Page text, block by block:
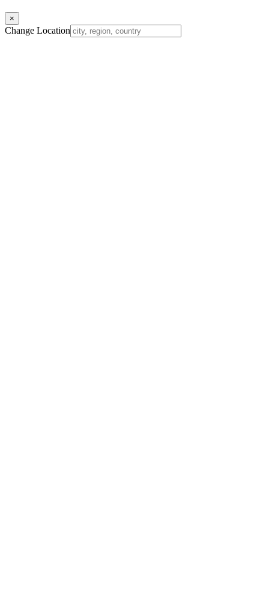
×
Change Location